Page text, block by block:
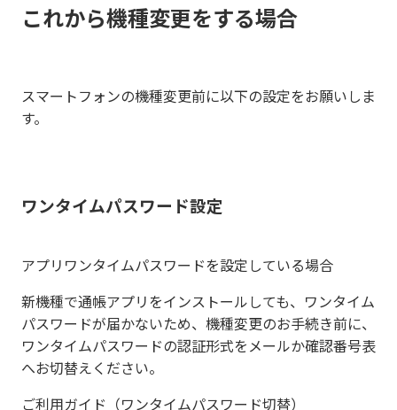
これから機種変更をする場合
スマートフォンの機種変更前に以下の設定をお願いしま
す。
ワンタイムパスワード設定
アプリワンタイムパスワードを設定している場合
新機種で通帳アプリをインストールしても、ワンタイム
パスワードが届かないため、機種変更のお手続き前に、
ワンタイムパスワードの認証形式をメールか確認番号表
へお切替えください。
ご利用ガイド（ワンタイムパスワード切替）